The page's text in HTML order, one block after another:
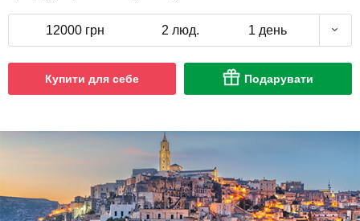
12000 грн 2 люд. 1 день
Купити для себе Подарувати